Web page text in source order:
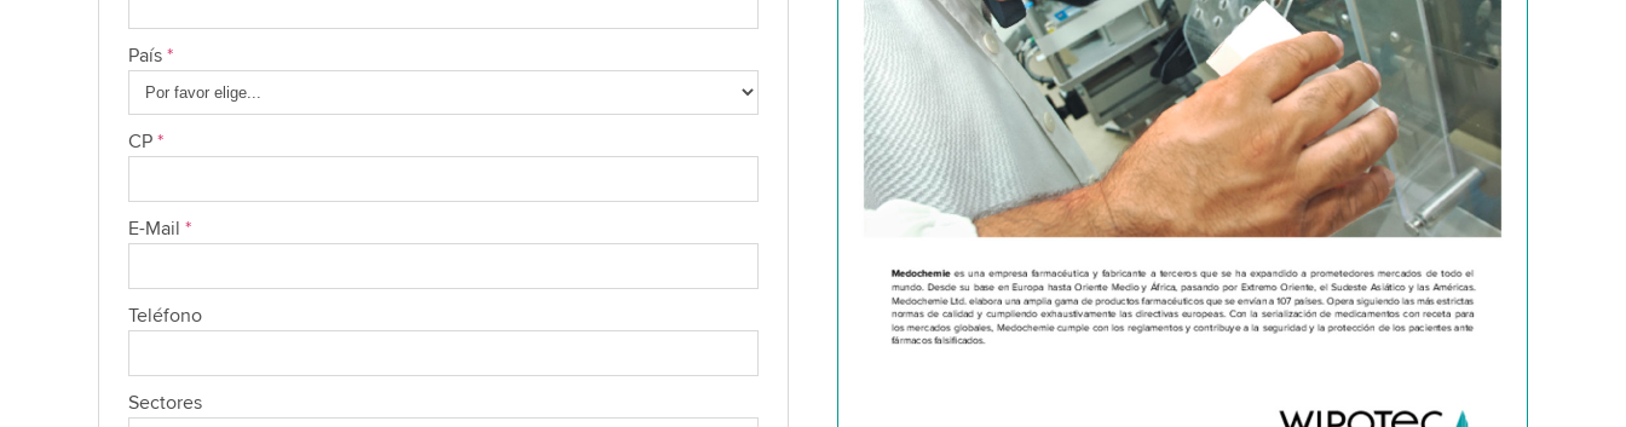
País *
CP *
E-Mail *
Teléfono
Sectores